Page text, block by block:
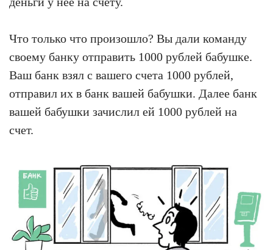
Что только что произошло? Вы дали команду
своему банку отправить 1000 рублей бабушке.
Ваш банк взял с вашего счета 1000 рублей,
отправил их в банк вашей бабушки. Далее банк
вашей бабушки зачислил ей 1000 рублей на
счет.